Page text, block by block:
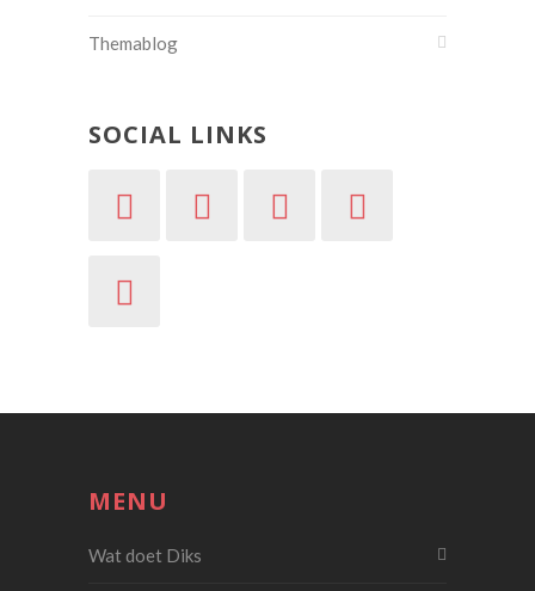
Themablog
SOCIAL LINKS
MENU
Wat doet Diks